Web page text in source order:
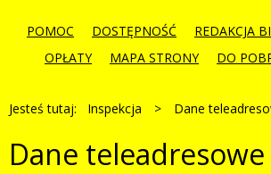
POMOC DOSTĘPNOŚĆ REDAKCJA
OPŁATY
MAPA STRONY DO
Jesteś tutaj: Inspekcja > Dane
Dane teleadresowe